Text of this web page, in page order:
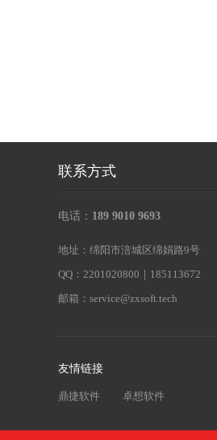
联系方式
电话： 189 9010 9693
地址：绵阳市涪城区绵娟路9号
QQ：2201020800｜185113672
邮箱： service@zxsoft.tech
友情链接
鼎捷软件 卓想软件